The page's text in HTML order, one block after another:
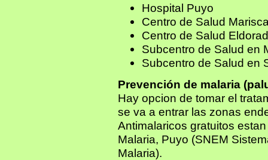
Hospital Puyo
Centro de Salud
Centro de Salud
Subcentro de Salud en
Subcentro de Salud en
Prevención de malaria
Hay opcion de tomar el
se va a entrar las zonas
Antimalaricos gratuitos
Malaria, Puyo (SNEM
Malaria).